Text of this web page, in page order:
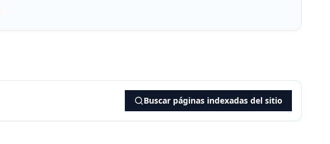
Buscar páginas indexadas del sitio